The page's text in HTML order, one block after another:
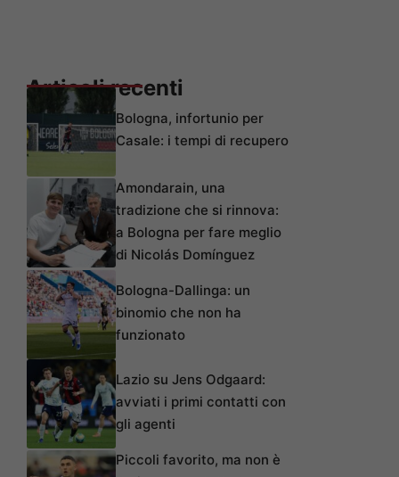
Articoli recenti
Bologna, infortunio per
Casale: i tempi di recupero
Amondarain, una
tradizione che si rinnova:
a Bologna per fare meglio
di Nicolás Domínguez
Bologna-Dallinga: un
binomio che non ha
funzionato
Lazio su Jens Odgaard:
avviati i primi contatti con
gli agenti
Piccoli favorito, ma non è